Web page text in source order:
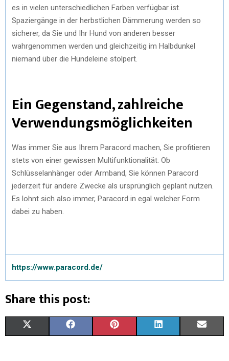
es in vielen unterschiedlichen Farben verfügbar ist.
Spaziergänge in der herbstlichen Dämmerung werden so
sicherer, da Sie und Ihr Hund von anderen besser
wahrgenommen werden und gleichzeitig im Halbdunkel
niemand über die Hundeleine stolpert.
Ein Gegenstand, zahlreiche
Verwendungsmöglichkeiten
Was immer Sie aus Ihrem Paracord machen, Sie profitieren
stets von einer gewissen Multifunktionalität. Ob
Schlüsselanhänger oder Armband, Sie können Paracord
jederzeit für andere Zwecke als ursprünglich geplant nutzen.
Es lohnt sich also immer, Paracord in egal welcher Form
dabei zu haben.
https://www.paracord.de/
Share this post: